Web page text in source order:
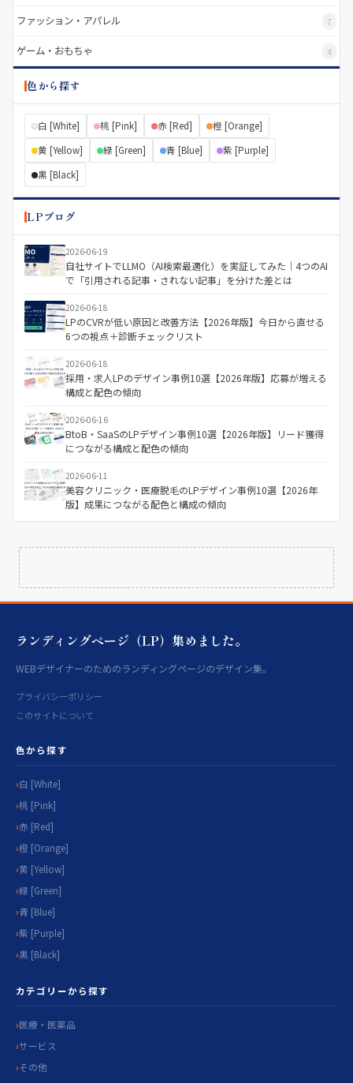
ファッション・アパレル 7
ゲーム・おもちゃ 4
色から探す
白 [White] 桃 [Pink] 赤 [Red]
橙 [Orange]
黄 [Yellow]
緑 [Green] 青 [Blue]
紫 [Purple]
黒 [Black]
LPブログ
2026-06-19
自社サイトでLLMO（AI検索最適化）を実証してみた｜4つのAI
で「引用される記事・されない記事」を分けた差とは
2026-06-18
LPのCVRが低い原因と改善方法【2026年版】今日から直せる
6つの視点＋診断チェックリスト
2026-06-18
採用・求人LPのデザイン事例10選【2026年版】応募が増える
構成と配色の傾向
2026-06-16
BtoB・SaaSのLPデザイン事例10選【2026年版】リード獲得
につながる構成と配色の傾向
2026-06-11
美容クリニック・医療脱毛のLPデザイン事例10選【2026年
版】成果につながる配色と構成の傾向
ランディングページ（LP）集めました。
WEBデザイナーのためのランディングページのデザイン集。
プライバシーポリシー
このサイトについて
色から探す
白 [White]
桃 [Pink]
赤 [Red]
橙 [Orange]
黄 [Yellow]
緑 [Green]
青 [Blue]
紫 [Purple]
黒 [Black]
カテゴリーから探す
医療・医薬品
サービス
その他